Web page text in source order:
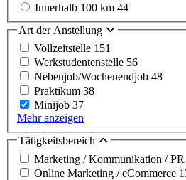
Innerhalb 100 km 44
Art der Anstellung
Vollzeitstelle 151
Werkstudentenstelle 56
Nebenjob/Wochenendjob 48
Praktikum 38
Minijob 37
Mehr anzeigen
Tätigkeitsbereich
Marketing / Kommunikation /
Online Marketing / eCommerce